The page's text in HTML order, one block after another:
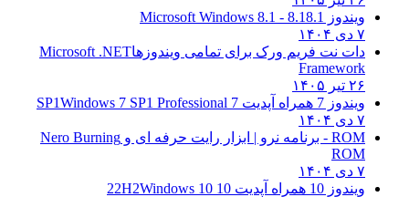
8.1 - Microsoft Windows 8.1
نت فریم ورک برای تمامی ویندوزها Microsoft .NET
Windows 7 SP1 Professional
Nero Burning
Windows 10